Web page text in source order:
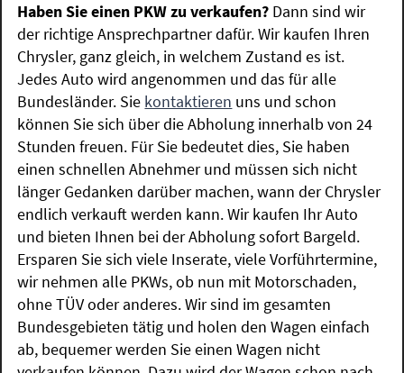
Haben Sie einen PKW zu verkaufen? Dann sind wir
der richtige Ansprechpartner dafür. Wir kaufen Ihren
Chrysler, ganz gleich, in welchem Zustand es ist.
Jedes Auto wird angenommen und das für alle
Bundesländer. Sie kontaktieren uns und schon
können Sie sich über die Abholung innerhalb von 24
Stunden freuen. Für Sie bedeutet dies, Sie haben
einen schnellen Abnehmer und müssen sich nicht
länger Gedanken darüber machen, wann der Chrysler
endlich verkauft werden kann. Wir kaufen Ihr Auto
und bieten Ihnen bei der Abholung sofort Bargeld.
Ersparen Sie sich viele Inserate, viele Vorführtermine,
wir nehmen alle PKWs, ob nun mit Motorschaden,
ohne TÜV oder anderes. Wir sind im gesamten
Bundesgebieten tätig und holen den Wagen einfach
ab, bequemer werden Sie einen Wagen nicht